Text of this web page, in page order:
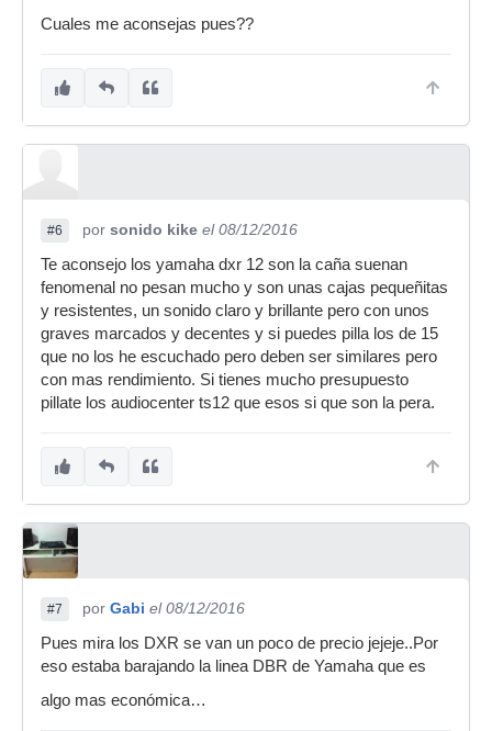
Cuales me aconsejas pues??
#6 por sonido kike el 08/12/2016
Te aconsejo los yamaha dxr 12 son la caña suenan
fenomenal no pesan mucho y son unas cajas pequeñitas
y resistentes, un sonido claro y brillante pero con unos
graves marcados y decentes y si puedes pilla los de 15
que no los he escuchado pero deben ser similares pero
con mas rendimiento. Si tienes mucho presupuesto
pillate los audiocenter ts12 que esos si que son la pera.
#7 por Gabi el 08/12/2016
Pues mira los DXR se van un poco de precio jejeje..Por
eso estaba barajando la linea DBR de Yamaha que es
algo mas económica…